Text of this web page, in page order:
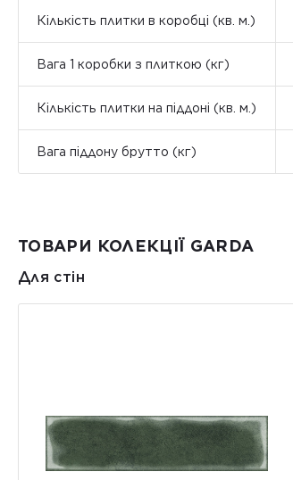
Кількість плитки в коробці (кв. м.)
Вага 1 коробки з плиткою (кг)
Кількість плитки на піддоні (кв. м.)
Вага піддону брутто (кг)
ТОВАРИ КОЛЕКЦІЇ GARDA
Для стін